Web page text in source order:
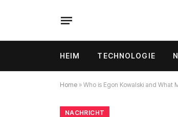
HEIM TECHNOLOGIE
Home » Who is Egon Kowalski and What
NACHRICHT